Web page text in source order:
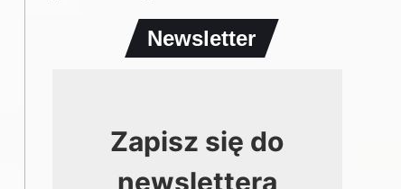
Newsletter
Zapisz się do
newslettera